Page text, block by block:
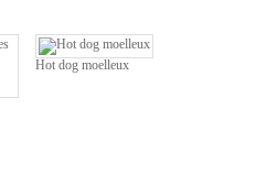
Hot dog moelleux